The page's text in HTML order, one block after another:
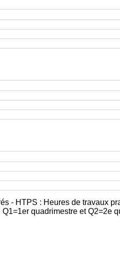
- HTPS : Heures de travaux
quadrimestre et Q2=2e